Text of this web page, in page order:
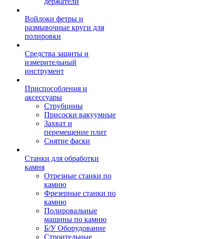
Войлоки фетры и
размывочные круги для
полировки
Средства защиты и
измерительный
инструмент
Приспособления и
аксессуары
Струбцины
Присоски вакуумные
Захват и
перемещение плит
Снятие фаски
Станки для обработки
камня
Отрезные станки по
камню
Фрезерные станки по
камню
Полировальные
машины по камню
Б/У Оборудование
Строительные